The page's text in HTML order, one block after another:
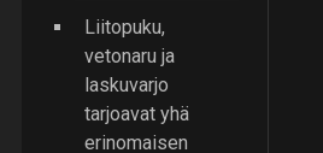
Liitopuku,
vetonaru ja
laskuvarjo
tarjoavat yhä
erinomaisen